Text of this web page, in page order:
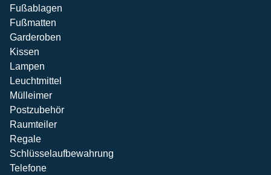
Fußablagen
Fußmatten
Garderoben
Kissen
Lampen
Leuchtmittel
Mülleimer
Postzubehör
Raumteiler
Regale
Schlüsselaufbewahrung
Telefone